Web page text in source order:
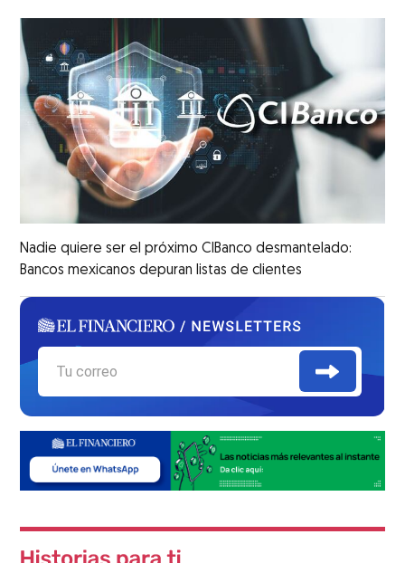
Nadie quiere ser el próximo CIBanco desmantelado:
Bancos mexicanos depuran listas de clientes